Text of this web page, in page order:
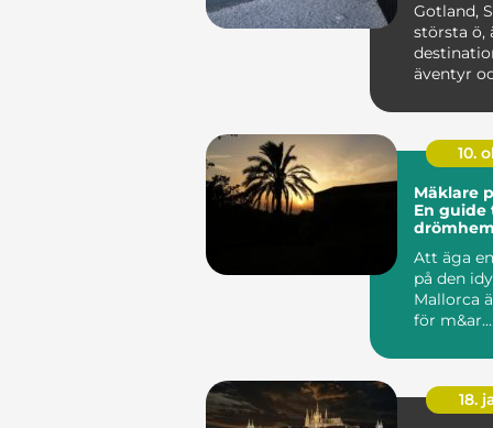
Gotland,
största ö,
äventyr
10.
Mäklare
En
Att äga
på den
Mallorca
för m&ar...
18.